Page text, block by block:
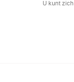
U kunt zich